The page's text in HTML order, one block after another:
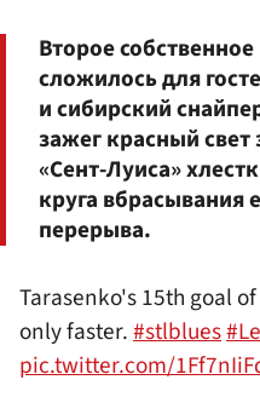
Второе
сложилось для
и сибирский
зажег красный
«Сент-Луиса»
круга вбрасывания
перерыва.
Tarasenko's 15th goal
only faster.#stlblues
pic.twitter.com/